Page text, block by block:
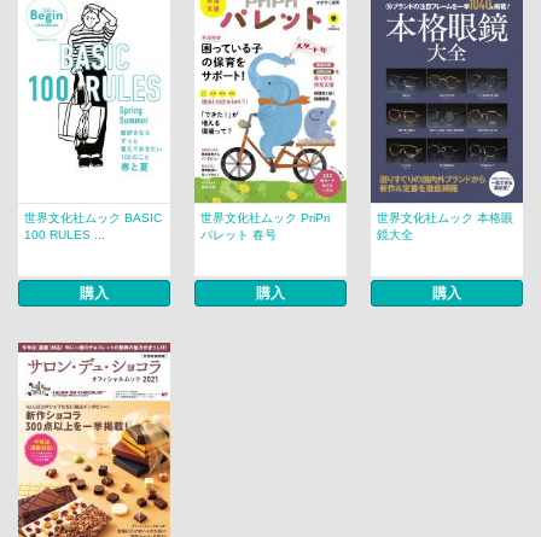
世界文化社ムック BASIC
100 RULES ...
購入
世界文化社ムック PriPri
パレット 春号
購入
世界文化社ムック 本格眼
鏡大全
購入